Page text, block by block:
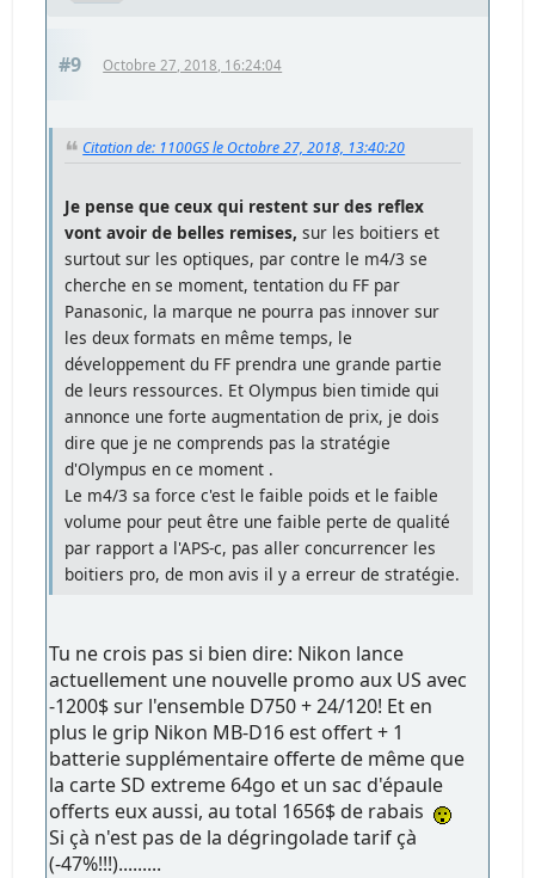
#9 Octobre 27, 2018, 16:24:04
Citation de: 1100GS le Octobre 27, 2018, 13:40:20
Je pense que ceux qui restent sur des reflex
vont avoir de belles remises,sur les boitiers et
surtout sur les optiques, par contre le m4/3 se
cherche en se moment, tentation du FF par
Panasonic, la marque ne pourra pas innover sur
les deux formats en même temps, le
développement du FF prendra une grande partie
de leurs ressources. Et Olympus bien timide qui
annonce une forte augmentation de prix, je dois
dire que je ne comprends pas la stratégie
d'Olympus en ce moment .
Le m4/3 sa force c'est le faible poids et le faible
volume pour peut être une faible perte de qualité
par rapport a l'APS-c, pas aller concurrencer les
boitiers pro, de mon avis il y a erreur de stratégie.
Tu ne crois pas si bien dire: Nikon lance
actuellement une nouvelle promo aux US avec
-1200$ sur l'ensemble D750 + 24/120! Et en
plus le grip Nikon MB-D16 est offert + 1
batterie supplémentaire offerte de même que
la carte SD extreme 64go et un sac d'épaule
offerts eux aussi, au total 1656$ de rabais
Si çà n'est pas de la dégringolade tarif çà
(-47%!!!).........